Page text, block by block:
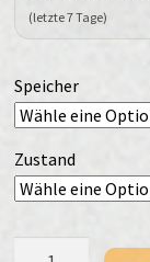
(letzte 7 Tage)
Speicher
Zustand